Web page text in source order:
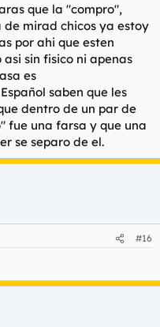
que la "compro",
mirad chicos ya estoy
por ahi que esten
sin fisico ni apenas
es
saben que les
dentro de un par de
fue una farsa y que una
se separo de el.
#16